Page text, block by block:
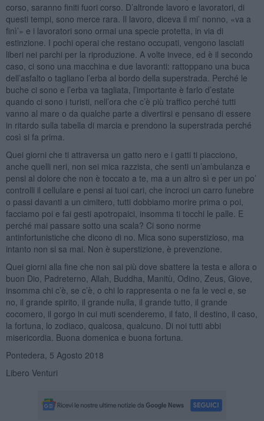
corso, saranno finiti fuori corso. D’altronde lavoro e lavoratori, di
questi tempi, sono merce rara. Il lavoro, diceva il mi’ nonno, «va a
finì’» e i lavoratori sono ormai una specie protetta, in via di
estinzione. I pochi operai che restano occupati, vengono lasciati
liberi nei parchi per la riproduzione. A volte invece, ed è il secondo
caso, ci sono una macchina e due lavoranti: rattoppano una buca
dell’asfalto o tagliano l’erba al bordo della superstrada. Perché le
buche ci sono e l’erba va tagliata, l’importante è farlo d’estate
quando ci sono i turisti, nell’ora che c’è più traffico perché tutti
vanno al mare o da qualche parte a divertirsi e pensano di essere
in ritardo sulla tabella di marcia e prendono la superstrada perché
così si fa prima.
Quei giorni che ti attraversa un gatto nero e i gatti ti piacciono,
anche quelli neri, non sei mica razzista, che senti un’ambulanza e
pensi al dolore che non è toccato a te, ma a un altro sì e per un po’
controlli il cellulare e pensi ai tuoi cari, che incroci un carro funebre
o passi davanti a un cimitero, tutti dobbiamo morire prima o poi,
facciamo poi e fai gesti apotropaici, insomma ti tocchi le palle. E
perché mai passare sotto una scala? Ci sono norme
antinfortunistiche che dicono di no. Mica sono superstizioso, ma
intanto non si sa mai. Non è superstizione, è prevenzione.
Quei giorni alla fine che non sai più dove sbattere la testa e allora o
buon Dio, Padreterno, Allah, Buddha, Manitù, Odino, Zeus, Giove,
insomma chi c’è, se c’è, o chi lo rappresenta o ne fa le veci e, se
no, il grande spirito, il grande nulla, il grande tutto, il grande
cocomero, il gorgo in cui muti scenderemo, il fato, il destino, il caso,
la fortuna, lo zodiaco, qualcosa, qualcuno. Di noi tutti abbi
misericordia. Buona domenica e buona fortuna.
Pontedera, 5 Agosto 2018
Libero Venturi